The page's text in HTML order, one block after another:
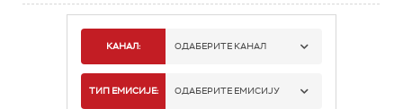
КАНАЛ: ОДАБЕРИТЕ КАНАЛ
РАДИО БЕОГРАД 1
ТИП ЕМИСИЈЕ: ОДАБЕРИТЕ ЕМИСИЈУ